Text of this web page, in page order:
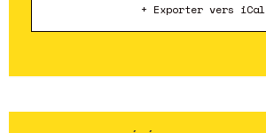
+ Exporter vers iCal